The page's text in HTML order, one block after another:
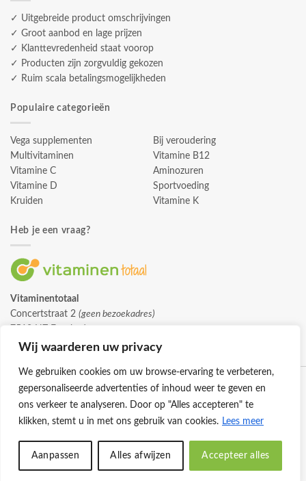
Wij waarderen uw privacy
We gebruiken cookies om uw browse-ervaring te verbeteren,
gepersonaliseerde advertenties of inhoud weer te geven en
ons verkeer te analyseren. Door op "Alles accepteren" te
klikken, stemt u in met ons gebruik van cookies. Lees meer
Aanpassen Alles afwijzen Accepteer alles
✓ Uitgebreide product omschrijvingen
✓ Groot aanbod en lage prijzen
✓ Klanttevredenheid staat voorop
✓ Producten zijn zorgvuldig gekozen
✓ Ruim scala betalingsmogelijkheden
Populaire categorieën
Vega supplementen
Multivitaminen
Vitamine C
Vitamine D
Kruiden
Bij veroudering
Vitamine B12
Aminozuren
Sportvoeding
Vitamine K
Heb je een vraag?
Vitaminentotaal
Concertstraat 2 (geen bezoekadres)
info@vitaminentotaal.nl
© 2026 -Vitaminentotaal.nl